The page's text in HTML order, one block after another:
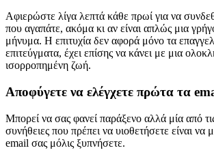
Αφιερώστε λίγα λεπτά κάθε πρωί για να
που αγαπάτε, ακόμα κι αν είναι απλώς μια
μήνυμα. Η επιτυχία δεν αφορά μόνο τα
επιτεύγματα, έχει επίσης να κάνει με μια
ισορροπημένη ζωή.
Αποφύγετε να ελέγχετε πρώτα τα
Μπορεί να σας φανεί παράξενο αλλά μία από
συνήθειες που πρέπει να υιοθετήσετε είναι να
email σας μόλις ξυπνήσετε.